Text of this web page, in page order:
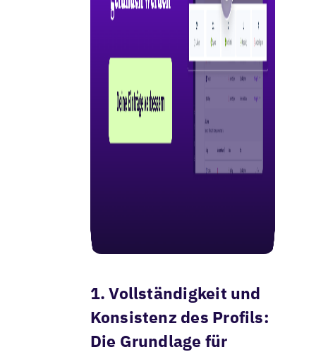
1. Vollständigkeit und
Konsistenz des Profils:
Die Grundlage für